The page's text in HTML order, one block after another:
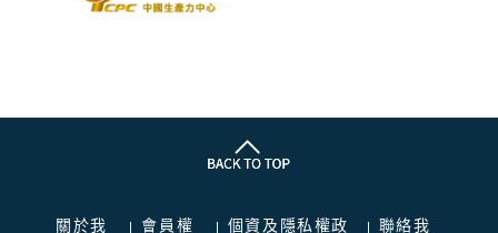
關於我
會員權
個資及隱私權政
聯絡我